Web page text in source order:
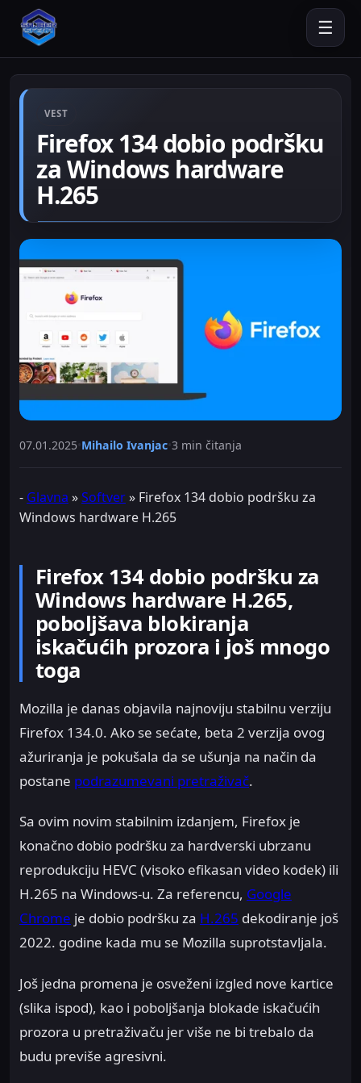
☰
VEST
Firefox 134 dobio podršku
za Windows hardware
H.265
07.01.2025 Mihailo Ivanjac 3 min čitanja
- Glavna »Softver» Firefox 134 dobio podršku za
Windows hardware H.265
Firefox 134 dobio podršku za
Windows hardware H.265,
poboljšava blokiranja
iskačućih prozora i još mnogo
toga
Mozilla je danas objavila najnoviju stabilnu verziju
Firefox 134.0. Ako se sećate, beta 2 verzija ovog
ažuriranja je pokušala da se ušunja na način da
postane podrazumevani pretraživač.
Sa ovim novim stabilnim izdanjem, Firefox je
konačno dobio podršku za hardverski ubrzanu
reprodukciju HEVC (visoko efikasan video kodek) ili
H.265 na Windows-u. Za referencu, Google
Chrome je dobio podršku za H.265 dekodiranje još
2022. godine kada mu se Mozilla suprotstavljala.
Još jedna promena je osveženi izgled nove kartice
(slika ispod), kao i poboljšanja blokade iskačućih
prozora u pretraživaču jer više ne bi trebalo da
budu previše agresivni.